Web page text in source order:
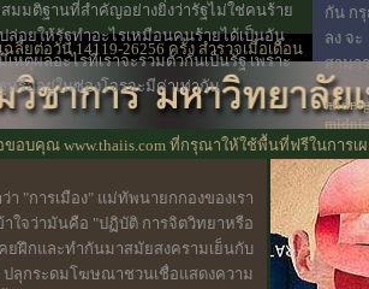
กัน ก
ลง จะ
สามา
ลี่ยต่อวัน 14119-26256 ครั้ง สำรวจเมื่อเดือน
อบคุณ www.thaiis.com ที่กรุณาให้ใช้พื้นที่ฟรีในการเ
สมมติฐานที่สำคัญอย่างยิ่งว่ารัฐไม่ใช่คนร้าย
ล่อยให้รัฐทำอะไรเหมือนคนร้ายได้เป็นอัน
ตุผลอะไรที่เราจะรวมตัวกันเป็นรัฐ เพราะ
หรืออยู่ในซ่องโจรจะมีค่าเท่ากัน
"การเมือง" แม่ทัพนายกกองของเรา
ใจว่ามันคือ "ปฏิบัติ การจิตวิทยาหรือ
ยฝึกและทำกันมาสมัยสงครามเย็นกับ
ลุกระดมโฆษณาชวนเชื่อแสดงความ